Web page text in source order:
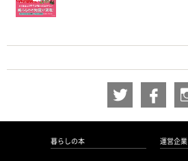
暮らしの本 運営企業